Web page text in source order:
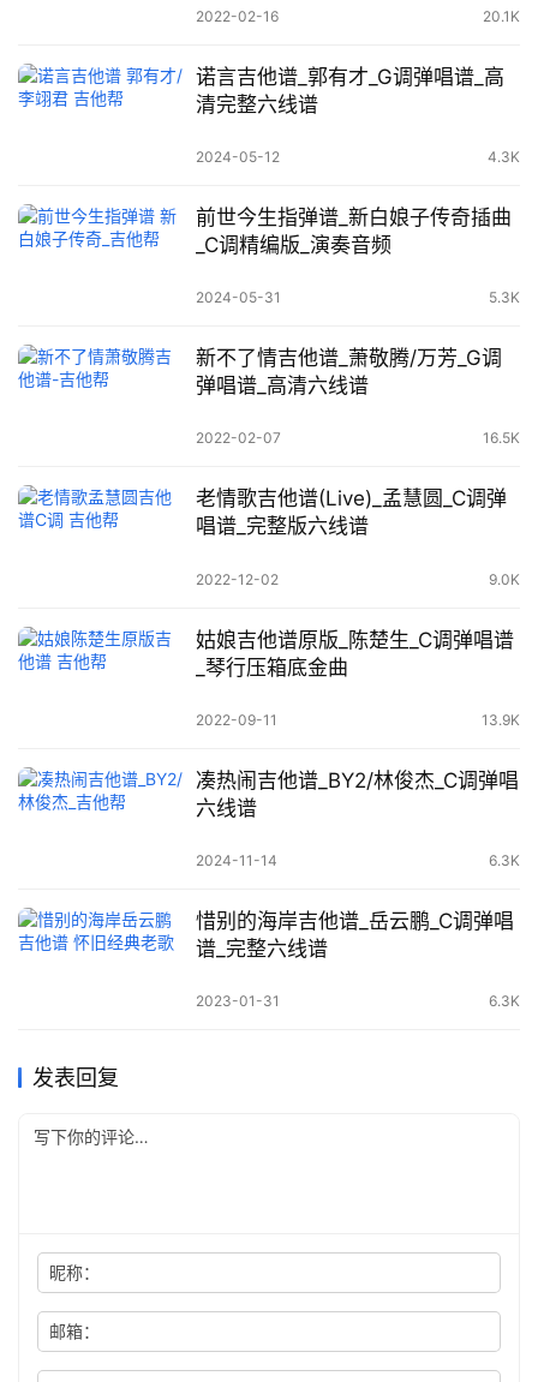
2022-02-16 20.1K
诺言吉他谱_郭有才_G调弹唱谱_高
清完整六线谱
2024-05-12 4.3K
前世今生指弹谱_新白娘子传奇插曲
_C调精编版_演奏音频
2024-05-31 5.3K
新不了情吉他谱_萧敬腾/万芳_G调
弹唱谱_高清六线谱
2022-02-07 16.5K
老情歌吉他谱(Live)_孟慧圆_C调弹
唱谱_完整版六线谱
2022-12-02 9.0K
姑娘吉他谱原版_陈楚生_C调弹唱谱
_琴行压箱底金曲
2022-09-11 13.9K
凑热闹吉他谱_BY2/林俊杰_C调弹唱
六线谱
2024-11-14 6.3K
惜别的海岸吉他谱_岳云鹏_C调弹唱
谱_完整六线谱
2023-01-31 6.3K
发表回复
昵称：
邮箱：